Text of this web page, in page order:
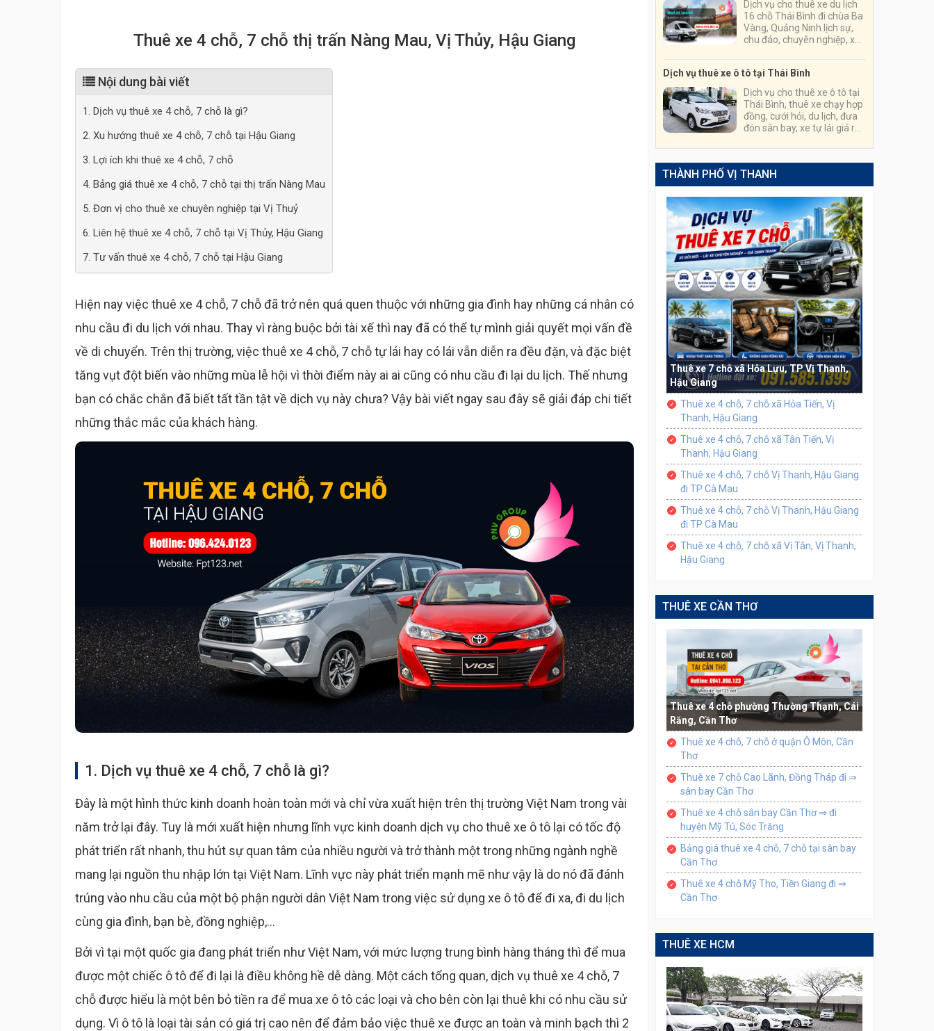
Thuê xe 4 chỗ, 7 chỗ thị trấn Nàng Mau, Vị Thủy, Hậu Giang
Nội dung bài viết
1. Dịch vụ thuê xe 4 chỗ, 7 chỗ là gì?
2. Xu hướng thuê xe 4 chỗ, 7 chỗ tại Hậu Giang
3. Lợi ích khi thuê xe 4 chỗ, 7 chỗ
4. Bảng giá thuê xe 4 chỗ, 7 chỗ tại thị trấn Nàng Mau
5. Đơn vị cho thuê xe chuyên nghiệp tại Vị Thuỷ
6. Liên hệ thuê xe 4 chỗ, 7 chỗ tại Vị Thủy, Hậu Giang
7. Tư vấn thuê xe 4 chỗ, 7 chỗ tại Hậu Giang
Hiện nay việc thuê xe 4 chỗ, 7 chỗ đã trở nên quá quen thuộc với những gia đình hay những cá nhân có
nhu cầu đi du lịch với nhau. Thay vì ràng buộc bởi tài xế thì nay đã có thể tự mình giải quyết mọi vấn đề
về di chuyển. Trên thị trường, việc thuê xe 4 chỗ, 7 chỗ tự lái hay có lái vẫn diễn ra đều đặn, và đặc biệt
tăng vụt đột biến vào những mùa lễ hội vì thời điểm này ai ai cũng có nhu cầu đi lại du lịch. Thế nhưng
bạn có chắc chắn đã biết tất tần tật về dịch vụ này chưa? Vậy bài viết ngay sau đây sẽ giải đáp chi tiết
những thắc mắc của khách hàng.
1. Dịch vụ thuê xe 4 chỗ, 7 chỗ là gì?
Đây là một hình thức kinh doanh hoàn toàn mới và chỉ vừa xuất hiện trên thị trường Việt Nam trong vài
năm trở lại đây. Tuy là mới xuất hiện nhưng lĩnh vực kinh doanh dịch vụ cho thuê xe ô tô lại có tốc độ
phát triển rất nhanh, thu hút sự quan tâm của nhiều người và trở thành một trong những ngành nghề
mang lại nguồn thu nhập lớn tại Việt Nam. Lĩnh vực này phát triển mạnh mẽ như vậy là do nó đã đánh
trúng vào nhu cầu của một bộ phận người dân Việt Nam trong việc sử dụng xe ô tô để đi xa, đi du lịch
cùng gia đình, bạn bè, đồng nghiệp,...
Bởi vì tại một quốc gia đang phát triển như Việt Nam, với mức lượng trung bình hàng tháng thì để mua
được một chiếc ô tô để đi lại là điều không hề dễ dàng. Một cách tổng quan, dịch vụ thuê xe 4 chỗ, 7
chỗ được hiểu là một bên bỏ tiền ra để mua xe ô tô các loại và cho bên còn lại thuê khi có nhu cầu sử
dụng. Vì ô tô là loại tài sản có giá trị cao nên để đảm bảo việc thuê xe được an toàn và minh bạch thì 2
Dịch vụ cho thuê xe du lịch
16 chỗ Thái Bình đi chùa Ba
Vàng, Quảng Ninh lịch sự,
chu đáo, chuyên nghiệp, xe
Dịch vụ thuê xe ô tô tại Thái Bình
Dịch vụ cho thuê xe ô tô tại
Thái Bình, thuê xe chạy hợp
đồng, cưới hỏi, du lịch, đưa
đón sân bay, xe tự lái giá rẻ
luật, lái cẩn thận, thủ tục
thuê xe nhanh gọn, đơn
giản.
THÀNH PHỐ VỊ THANH
Thuê xe 7 chỗ xã Hỏa Lựu, TP Vị Thanh,
Hậu Giang
Thuê xe 4 chỗ, 7 chỗ xã Hỏa Tiến, Vị
Thanh, Hậu Giang
Thuê xe 4 chỗ, 7 chỗ xã Tân Tiến, Vị
Thanh, Hậu Giang
Thuê xe 4 chỗ, 7 chỗ Vị Thanh, Hậu Giang
đi TP Cà Mau
Thuê xe 4 chỗ, 7 chỗ Vị Thanh, Hậu Giang
đi TP Cà Mau
Thuê xe 4 chỗ, 7 chỗ xã Vị Tân, Vị Thanh,
Hậu Giang
THUÊ XE CẦN THƠ
Thuê xe 4 chỗ phường Thường Thạnh, Cái
Răng, Cần Thơ
Thuê xe 4 chỗ, 7 chỗ ở quận Ô Môn, Cần
Thơ
Thuê xe 7 chỗ Cao Lãnh, Đồng Tháp đi ⇒
sân bay Cần Thơ
Thuê xe 4 chỗ sân bay Cần Thơ ⇒ đi
huyện Mỹ Tú, Sóc Trăng
Bảng giá thuê xe 4 chỗ, 7 chỗ tại sân bay
Cần Thơ
Thuê xe 4 chỗ Mỹ Tho, Tiền Giang đi ⇒
Cần Thơ
THUÊ XE HCM